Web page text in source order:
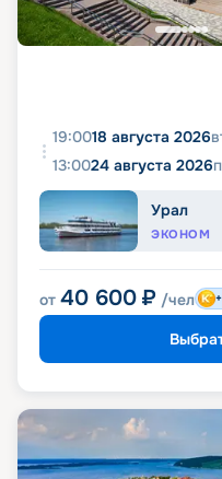
19:0018 августа 2026
13:0024 августа 2026
Урал
ЭКОНОМ
от 40 600 ₽ /чел